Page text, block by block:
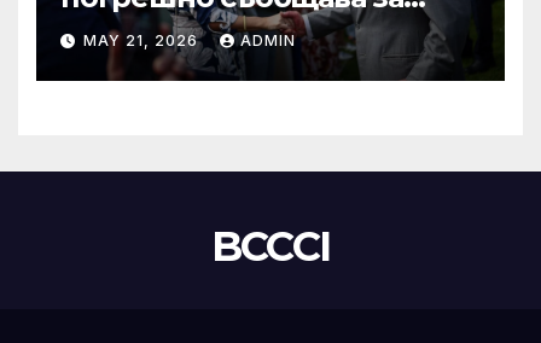
смъртта на крал Чарлз
MAY 21, 2026 ADMIN
BCCCI